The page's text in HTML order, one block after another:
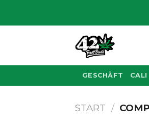
GESCHÄFT CALI
START /